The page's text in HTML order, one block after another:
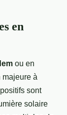
en
ou en
à
sont
solaire